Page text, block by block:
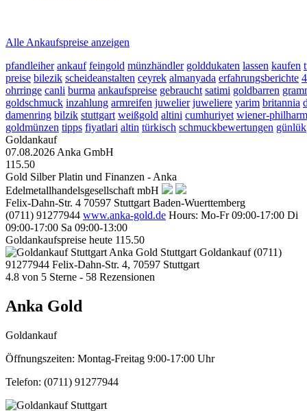
Alle Ankaufspreise anzeigen
pfandleiher ankauf feingold münzhändler golddukaten lassen kaufen
preise bilezik scheideanstalten ceyrek almanyada erfahrungsberichte
ohrringe canli burma ankaufspreise gebraucht satimi goldbarren
goldschmuck inzahlung armreifen juwelier juweliere yarim britannia
damenring bilzik stuttgart weißgold altini cumhuriyet wiener-
goldmünzen tipps fiyatlari altin türkisch schmuckbewertungen günlük
Goldankauf
07.08.2026Anka GmbH
115.50
Gold Silber Platin und Finanzen - Anka
Edelmetallhandelsgesellschaft mbH
Felix-Dahn-Str. 4 70597 Stuttgart Baden-Wuerttemberg
(0711) 91277944 www.anka-gold.de Hours: Mo-Fr 09:00-17:00 Di
09:00-17:00 Sa 09:00-13:00
Goldankaufspreise heute 115.50
Anka Gold Stuttgart Goldankauf (0711)
91277944 Felix-Dahn-Str. 4, 70597 Stuttgart
4.8 von 5 Sterne - 58 Rezensionen
Anka Gold
Goldankauf
Öffnungszeiten: Montag-Freitag 9:00-17:00 Uhr
Telefon: (0711) 91277944